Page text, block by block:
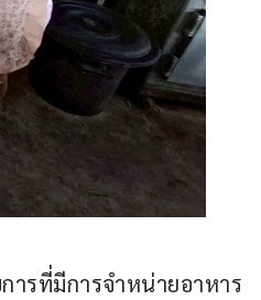
ารที่มีการจำหน่ายอาหาร